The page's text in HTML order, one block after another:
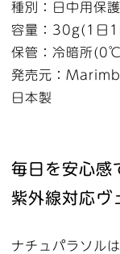
種別：日中用保
容量：30g(1日
保管：冷暗所
発売元：Ｍ
日本製
毎日を安心感
紫外線対応ヴ
ナチュパラソル